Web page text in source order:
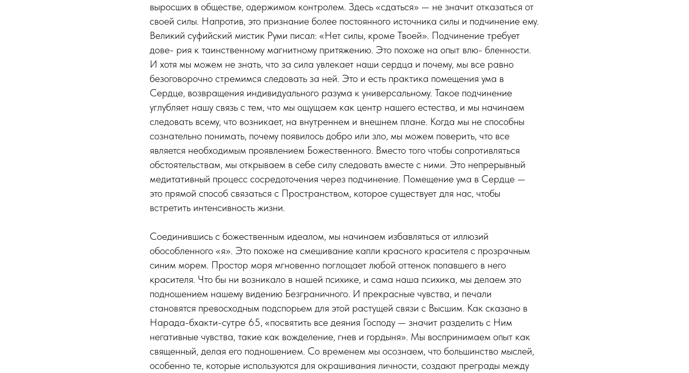
выросших в обществе, одержимом контролем. Здесь «сдаться» — не значит отказаться от
своей силы. Напротив, это признание более постоянного источника силы и подчинение ему.
Великий суфийский мистик Руми писал: «Нет силы, кроме Твоей». Подчинение требует
дове- рия к таинственному магнитному притяжению. Это похоже на опыт влю- бленности.
И хотя мы можем не знать, что за сила увлекает наши сердца и почему, мы все равно
безоговорочно стремимся следовать за ней. Это и есть практика помещения ума в
Сердце, возвращения индивидуального разума к универсальному. Такое подчинение
углубляет нашу связь с тем, что мы ощущаем как центр нашего естества, и мы начинаем
следовать всему, что возникает, на внутреннем и внешнем плане. Когда мы не способны
сознательно понимать, почему появилось добро или зло, мы можем поверить, что все
является необходимым проявлением Божественного. Вместо того чтобы сопротивляться
обстоятельствам, мы открываем в себе силу следовать вместе с ними. Это непрерывный
медитативный процесс сосредоточения через подчинение. Помещение ума в Сердце —
это прямой способ связаться с Пространством, которое существует для нас, чтобы
встретить интенсивность жизни.
Соединившись с божественным идеалом, мы начинаем избавляться от иллюзий
обособленного «я». Это похоже на смешивание капли красного красителя с прозрачным
синим морем. Простор моря мгновенно поглощает любой оттенок попавшего в него
красителя. Что бы ни возникало в нашей психике, и сама наша психика, мы делаем это
подношением нашему видению Безграничного. И прекрасные чувства, и печали
становятся превосходным подспорьем для этой растущей связи с Высшим. Как сказано в
Нарада-бхакти-сутре 65, «посвятить все деяния Господу — значит разделить с Ним
негативные чувства, такие как вожделение, гнев и гордыня». Мы воспринимаем опыт как
священный, делая его подношением. Со временем мы осознаем, что большинство мыслей,
особенно те, которые используются для окрашивания личности, создают преграды между